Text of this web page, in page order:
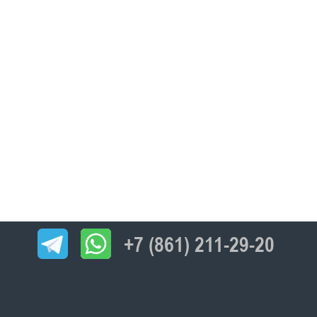
+7 (861) 211-29-20